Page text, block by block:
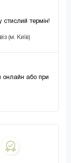
стислий термін!
(м. Київ)
онлайн або при